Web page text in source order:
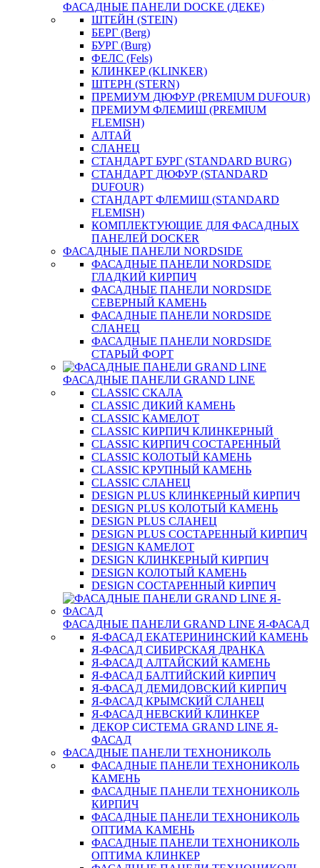
ФАСАДНЫЕ ПАНЕЛИ DOCKE (ДЕКЕ)
ШТЕЙН (STEIN)
БЕРГ (Berg)
БУРГ (Burg)
ФЕЛС (Fels)
КЛИНКЕР (KLINKER)
ШТЕРН (STERN)
ПРЕМИУМ ДЮФУР (PREMIUM DUFOUR)
ПРЕМИУМ ФЛЕМИШ (PREMIUM
FLEMISH)
АЛТАЙ
СЛАНЕЦ
СТАНДАРТ БУРГ (STANDARD BURG)
СТАНДАРТ ДЮФУР (STANDARD
DUFOUR)
СТАНДАРТ ФЛЕМИШ (STANDARD
FLEMISH)
КОМПЛЕКТУЮЩИЕ ДЛЯ ФАСАДНЫХ
ПАНЕЛЕЙ DOCKER
ФАСАДНЫЕ ПАНЕЛИ NORDSIDE
ФАСАДНЫЕ ПАНЕЛИ NORDSIDE
ГЛАДКИЙ КИРПИЧ
ФАСАДНЫЕ ПАНЕЛИ NORDSIDE
СЕВЕРНЫЙ КАМЕНЬ
ФАСАДНЫЕ ПАНЕЛИ NORDSIDE
СЛАНЕЦ
ФАСАДНЫЕ ПАНЕЛИ NORDSIDE
СТАРЫЙ ФОРТ
ФАСАДНЫЕ ПАНЕЛИ GRAND LINE
CLASSIC СКАЛА
CLASSIC ДИКИЙ КАМЕНЬ
CLASSIC КАМЕЛОТ
CLASSIC КИРПИЧ КЛИНКЕРНЫЙ
CLASSIC КИРПИЧ СОСТАРЕННЫЙ
CLASSIC КОЛОТЫЙ КАМЕНЬ
CLASSIC КРУПНЫЙ КАМЕНЬ
CLASSIC СЛАНЕЦ
DESIGN PLUS КЛИНКЕРНЫЙ КИРПИЧ
DESIGN PLUS КОЛОТЫЙ КАМЕНЬ
DESIGN PLUS СЛАНЕЦ
DESIGN PLUS СОСТАРЕННЫЙ КИРПИЧ
DESIGN КАМЕЛОТ
DESIGN КЛИНКЕРНЫЙ КИРПИЧ
DESIGN КОЛОТЫЙ КАМЕНЬ
DESIGN СОСТАРЕННЫЙ КИРПИЧ
ФАСАДНЫЕ ПАНЕЛИ GRAND LINE Я-ФАСАД
Я-ФАСАД ЕКАТЕРИНИНСКИЙ КАМЕНЬ
Я-ФАСАД СИБИРСКАЯ ДРАНКА
Я-ФАСАД АЛТАЙСКИЙ КАМЕНЬ
Я-ФАСАД БАЛТИЙСКИЙ КИРПИЧ
Я-ФАСАД ДЕМИДОВСКИЙ КИРПИЧ
Я-ФАСАД КРЫМСКИЙ СЛАНЕЦ
Я-ФАСАД НЕВСКИЙ КЛИНКЕР
ДЕКОР СИСТЕМА GRAND LINE Я-
ФАСАД
ФАСАДНЫЕ ПАНЕЛИ ТЕХНОНИКОЛЬ
ФАСАДНЫЕ ПАНЕЛИ ТЕХНОНИКОЛЬ
КАМЕНЬ
ФАСАДНЫЕ ПАНЕЛИ ТЕХНОНИКОЛЬ
КИРПИЧ
ФАСАДНЫЕ ПАНЕЛИ ТЕХНОНИКОЛЬ
ОПТИМА КАМЕНЬ
ФАСАДНЫЕ ПАНЕЛИ ТЕХНОНИКОЛЬ
ОПТИМА КЛИНКЕР